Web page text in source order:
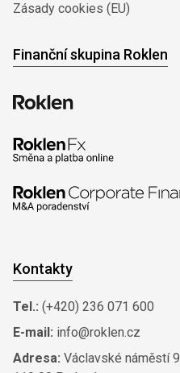
Zásady cookies (EU)
Finanční skupina Roklen
Kontakty
Tel.: (+420) 236 071 600
E-mail: info@roklen.cz
Adresa: Václavské náměstí 9